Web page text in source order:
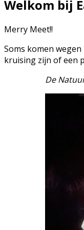
Welkom bij
Merry Meet!!
Soms komen
kruising zijn of een
De